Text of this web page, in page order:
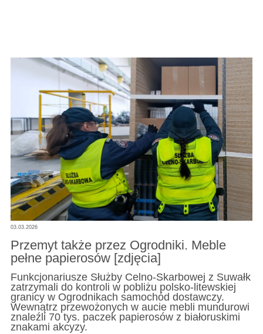
03.03.2026
Przemyt także przez Ogrodniki. Meble
pełne papierosów [zdjęcia]
Funkcjonariusze Służby Celno-Skarbowej z Suwałk
zatrzymali do kontroli w pobliżu polsko-litewskiej
granicy w Ogrodnikach samochód dostawczy.
Wewnątrz przewożonych w aucie mebli mundurowi
znaleźli 70 tys. paczek papierosów z białoruskimi
znakami akcyzy.